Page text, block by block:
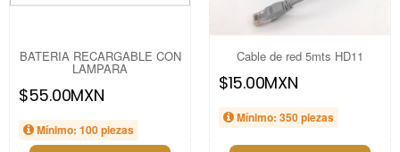
BATERIA RECARGABLE CON
LAMPARA
$55.00MXN
Mínimo: 100 piezas
Cable de red 5mts HD11
$15.00MXN
Mínimo: 350 piezas